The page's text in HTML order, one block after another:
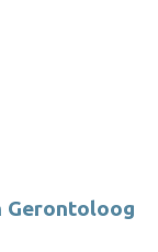
Gerontoloog